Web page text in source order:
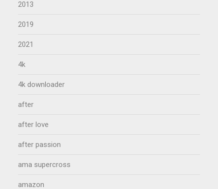
2013
2019
2021
4k
4k downloader
after
after love
after passion
ama supercross
amazon